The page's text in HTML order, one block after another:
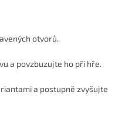
otvorů.
a povzbuzujte ho při hře.
a postupně zvyšujte